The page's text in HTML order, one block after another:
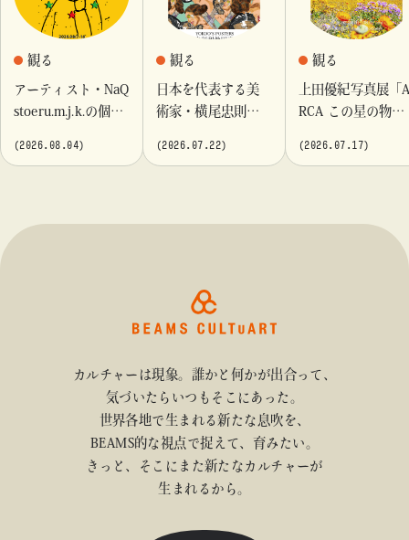
観る
アーティスト・NaQ
stoeru.m.j.k.の個展
t』「ビームス カル
(2026.08.04)
観る
日本を代表する美
術家・横尾忠則が
てきたポスターや
Y〉にて開催
(2026.07.22)
観る
上田優紀写真展「
RCA この星の物
カルチャート 高
(2026.07.17)
カルチャーは現象。誰かと何かが出合って、
気づいたらいつもそこにあった。
世界各地で生まれる新たな息吹を、
BEAMS的な視点で捉えて、育みたい。
きっと、そこにまた新たなカルチャーが
生まれるから。